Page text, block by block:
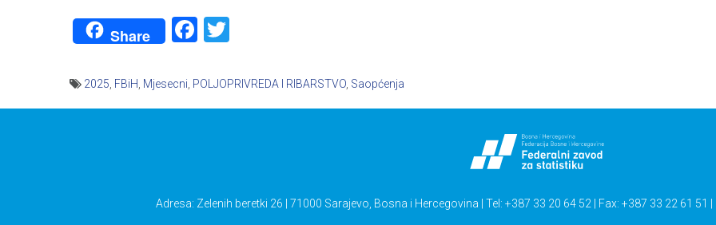
Share Facebook
2025 FBiH Mjesecni POLJOPRIVREDA I RIBARSTVO Saopćenja
Adresa: Zelenih beretki 26 | 71000 Sarajevo, Bosna i Hercegovina | Tel: +387 33 20 64 52 | Fax: +387 33 22 61 51 |